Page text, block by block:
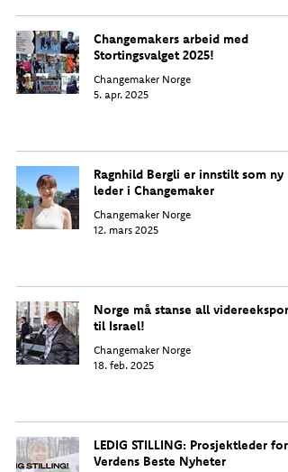
Changemakers arbeid med
Stortingsvalget 2025!
Changemaker Norge
5. apr. 2025
Ragnhild Bergli er innstilt som ny
leder i Changemaker
Changemaker Norge
12. mars 2025
Norge må stanse all videreeksport
til Israel!
Changemaker Norge
18. feb. 2025
LEDIG STILLING: Prosjektleder for
Verdens Beste Nyheter